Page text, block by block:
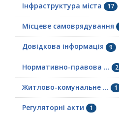
Інфраструктура міста 17
Місцеве самоврядування
Довідкова інформація 9
Нормативно-правова ... 2
Житлово-комунальне ... 1
Регуляторні акти 1